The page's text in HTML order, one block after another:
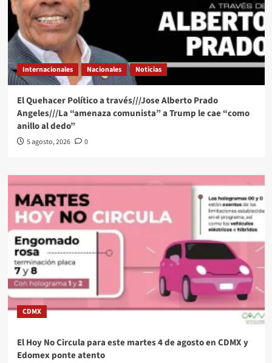
Internacionales Nacionales Noticias
El Quehacer Político a través///Jose Alberto Prado
Angeles///La “amenaza comunista” a Trump le cae “como
anillo al dedo”
5 agosto, 2026 0
CDMX
El Hoy No Circula para este martes 4 de agosto en CDMX y
Edomex ponte atento